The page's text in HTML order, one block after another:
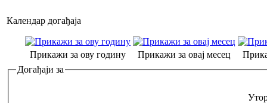
Календар догађаја
Прикажи за ову годину Прикажи за овај месец
Догађаји за